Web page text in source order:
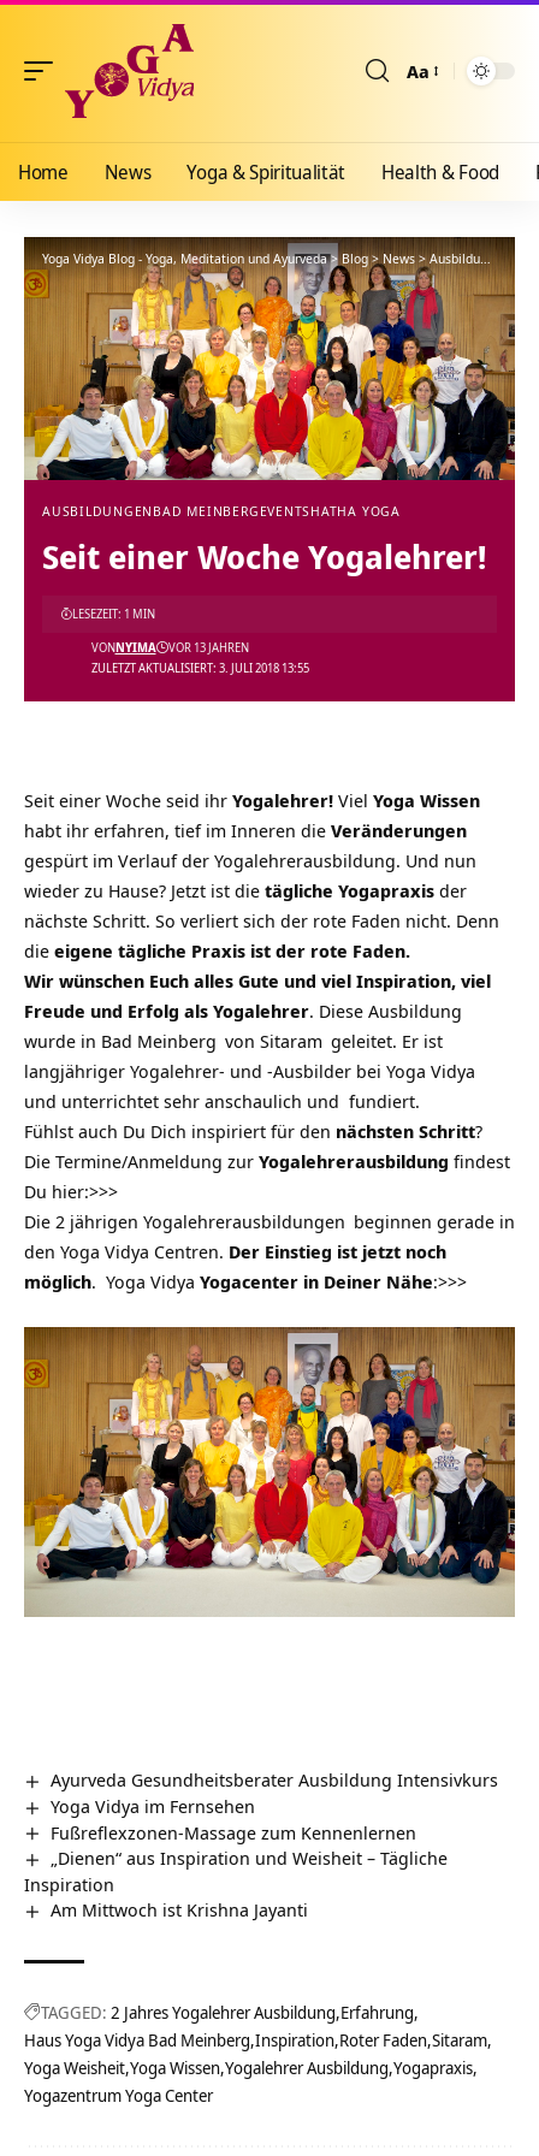
Aa
Home News Yoga & Spiritualität Health & Food
Yoga Vidya Blog - Yoga, Meditation und Ayurveda>Blog>News>Ausbildungen >
AUSBILDUNGEN BAD MEINBERG EVENTSHATHA YOGA
Seit einer Woche Yogalehrer!
ZULETZT AKTUALISIERT: 3. JULI 2018 13:55
VONNYIMA VOR 13 JAHREN
LESEZEIT: 1 MIN
Seit einer Woche seid ihr Yogalehrer! Viel Yoga Wissen
habt ihr erfahren, tief im Inneren die Veränderungen
gespürt im Verlauf der Yogalehrerausbildung. Und nun
wieder zu Hause? Jetzt ist die tägliche Yogapraxis der
nächste Schritt. So verliert sich der rote Faden nicht. Denn
die eigene tägliche Praxis ist der rote Faden.
Wir wünschen Euch alles Gute und viel Inspiration, viel
Freude und Erfolg als Yogalehrer. Diese Ausbildung
wurde in Bad Meinberg von Sitaram geleitet. Er ist
langjähriger Yogalehrer- und -Ausbilder bei Yoga Vidya
und unterrichtet sehr anschaulich und fundiert.
Fühlst auch Du Dich inspiriert für den nächsten Schritt?
Die Termine/Anmeldung zur Yogalehrerausbildung findest
Du hier:>>>
Die 2 jährigen Yogalehrerausbildungen beginnen gerade in
den Yoga Vidya Centren. Der Einstieg ist jetzt noch
möglich. Yoga Vidya Yogacenter in Deiner Nähe:>>>
Ayurveda Gesundheitsberater Ausbildung Intensivkurs
Yoga Vidya im Fernsehen
Fußreflexzonen-Massage zum Kennenlernen
„Dienen“ aus Inspiration und Weisheit – Tägliche
Inspiration
Am Mittwoch ist Krishna Jayanti
TAGGED: 2 Jahres Yogalehrer Ausbildung Erfahrung
Haus Yoga Vidya Bad Meinberg Inspiration Roter Faden Sitaram
Yoga Weisheit Yoga Wissen Yogalehrer Ausbildung Yogapraxis
Yogazentrum Yoga Center